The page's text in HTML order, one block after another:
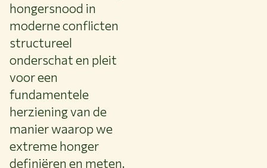
hongersnood in
moderne conflicten
structureel
onderschat en pleit
voor een
fundamentele
herziening van de
manier waarop we
extreme honger
definiëren en meten.